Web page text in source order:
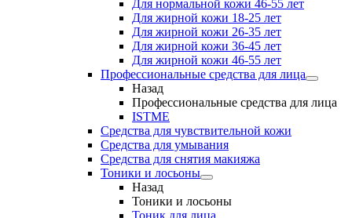
Для нормальной кожи 46-55 лет
Для жирной кожи 18-25 лет
Для жирной кожи 26-35 лет
Для жирной кожи 36-45 лет
Для жирной кожи 46-55 лет
Профессиональные средства для лица
Назад
Профессиональные средства для лица
ISTME
Средства для чувствительной кожи
Средства для умывания
Средства для снятия макияжа
Тоники и лосьоны
Назад
Тоники и лосьоны
Тоник для лица